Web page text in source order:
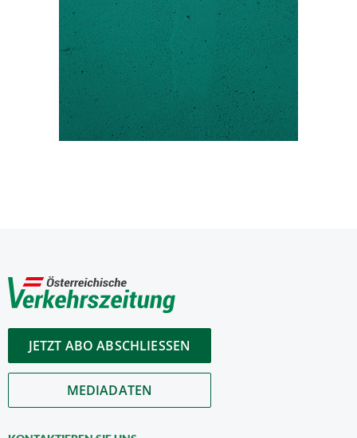
JETZT ABO ABSCHLIESSEN
MEDIADATEN